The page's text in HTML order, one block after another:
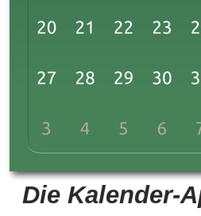
Die Kalender-